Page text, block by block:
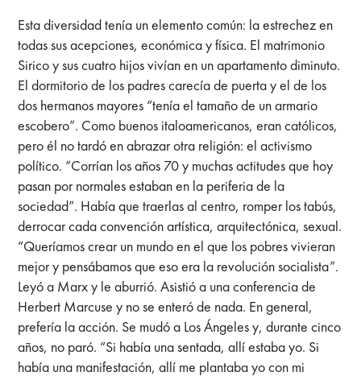
Esta diversidad tenía un elemento común: la estrechez en
todas sus acepciones, económica y física. El matrimonio
Sirico y sus cuatro hijos vivían en un apartamento diminuto.
El dormitorio de los padres carecía de puerta y el de los
dos hermanos mayores “tenía el tamaño de un armario
escobero”. Como buenos italoamericanos, eran católicos,
pero él no tardó en abrazar otra religión: el activismo
político. “Corrían los años 70 y muchas actitudes que hoy
pasan por normales estaban en la periferia de la
sociedad”. Había que traerlas al centro, romper los tabús,
derrocar cada convención artística, arquitectónica, sexual.
“Queríamos crear un mundo en el que los pobres vivieran
mejor y pensábamos que eso era la revolución socialista”.
Leyó a Marx y le aburrió. Asistió a una conferencia de
Herbert Marcuse y no se enteró de nada. En general,
prefería la acción. Se mudó a Los Ángeles y, durante cinco
años, no paró. “Si había una sentada, allí estaba yo. Si
había una manifestación, allí me plantaba yo con mi